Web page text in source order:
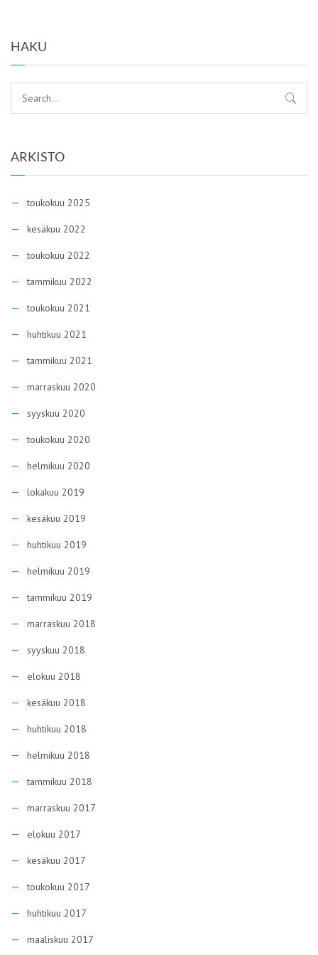
HAKU
ARKISTO
toukokuu 2025
kesäkuu 2022
toukokuu 2022
tammikuu 2022
toukokuu 2021
huhtikuu 2021
tammikuu 2021
marraskuu 2020
syyskuu 2020
toukokuu 2020
helmikuu 2020
lokakuu 2019
kesäkuu 2019
huhtikuu 2019
helmikuu 2019
tammikuu 2019
marraskuu 2018
syyskuu 2018
elokuu 2018
kesäkuu 2018
huhtikuu 2018
helmikuu 2018
tammikuu 2018
marraskuu 2017
elokuu 2017
kesäkuu 2017
toukokuu 2017
huhtikuu 2017
maaliskuu 2017